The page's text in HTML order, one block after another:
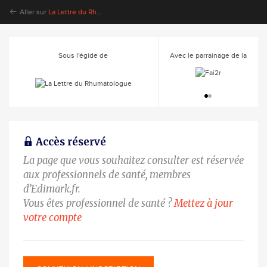
Aller sur La Lettre du Rhumatologue
Sous l'égide de Avec le parrainage de la
Accès réservé
La page que vous souhaitez consulter est réservée
aux professionnels de santé, membres
d’Edimark.fr.
Vous êtes professionnel de santé ?Mettez à jour
votre compte